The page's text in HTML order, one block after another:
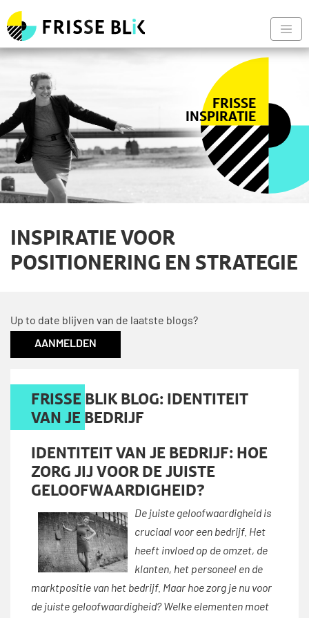
Frisse Blik - Naar de
FRISSE
INSPIRATIE
INSPIRATIE VOOR
POSITIONERING EN STRATEGIE
Up to date blijven van de laatste blogs?
AANMELDEN
FRISSE BLIK BLOG: IDENTITEIT
VAN JE BEDRIJF
IDENTITEIT VAN JE BEDRIJF: HOE
ZORG JIJ VOOR DE JUISTE
GELOOFWAARDIGHEID?
De juiste geloofwaardigheid is
cruciaal voor een bedrijf. Het
heeft invloed op de omzet, de
klanten, het personeel en de
marktpositie van het bedrijf. Maar hoe zorg je nu voor
de juiste geloofwaardigheid? Welke elementen moet